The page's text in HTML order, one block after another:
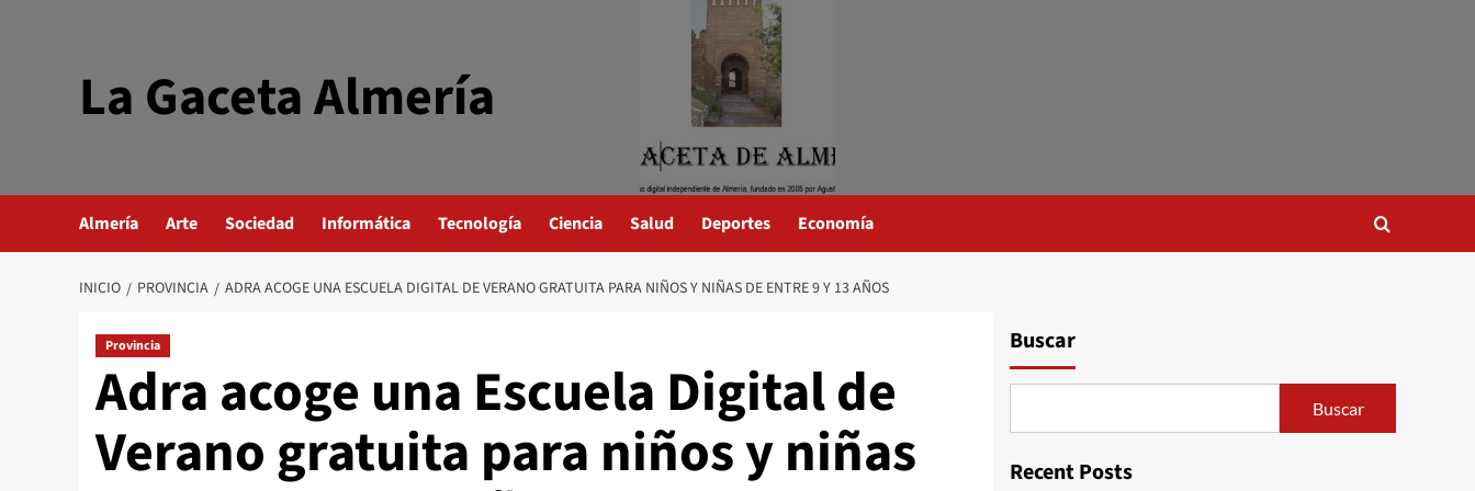
La Gaceta Almería
Almería Arte Sociedad Informática Tecnología Ciencia Salud Deportes Economía
INICIO PROVINCIA ADRA ACOGE UNA ESCUELA DIGITAL DE VERANO GRATUITA PARA NIÑOS Y NIÑAS DE ENTRE 9 Y 13 AÑOS
Provincia
Adra acoge una Escuela Digital de
Verano gratuita para niños y niñas
Buscar
Buscar
Recent Posts